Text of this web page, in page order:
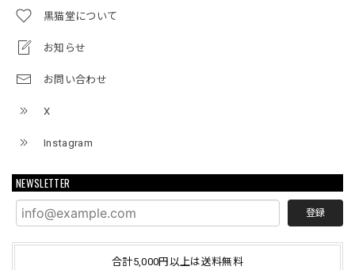
黒猫堂について
お知らせ
お問い合わせ
X
Instagram
NEWSLETTER
登録
合計5,000円以上は送料無料